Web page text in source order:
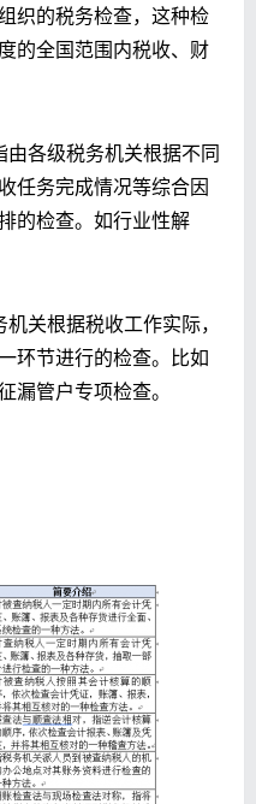
织的税务检查，这种检
的全国范围内税收、财
由各级税务机关根据不同
任务完成情况等综合因
的检查。如行业性解
关根据税收工作实际，
环节进行的检查。比如
漏管户专项检查。